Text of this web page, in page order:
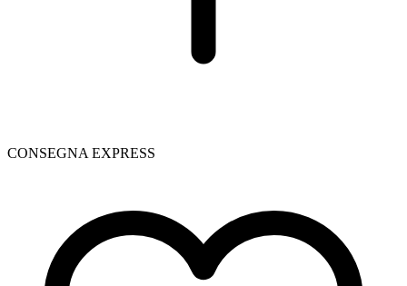
CONSEGNA EXPRESS